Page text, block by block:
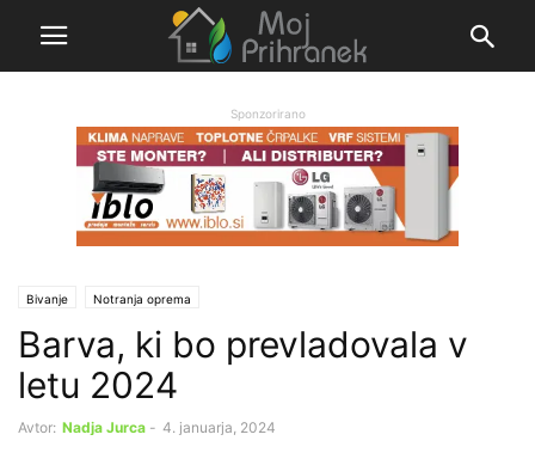
Sponzorirano
Bivanje Notranja oprema
Barva, ki bo prevladovala v
letu 2024
Avtor: Nadja Jurca - 4. januarja, 2024